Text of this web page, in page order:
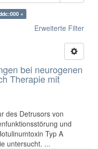
×
Erweiterte Filter
bei neurogenen
Therapie mit
des Detrusors von
und
Typ A
untersucht. ...